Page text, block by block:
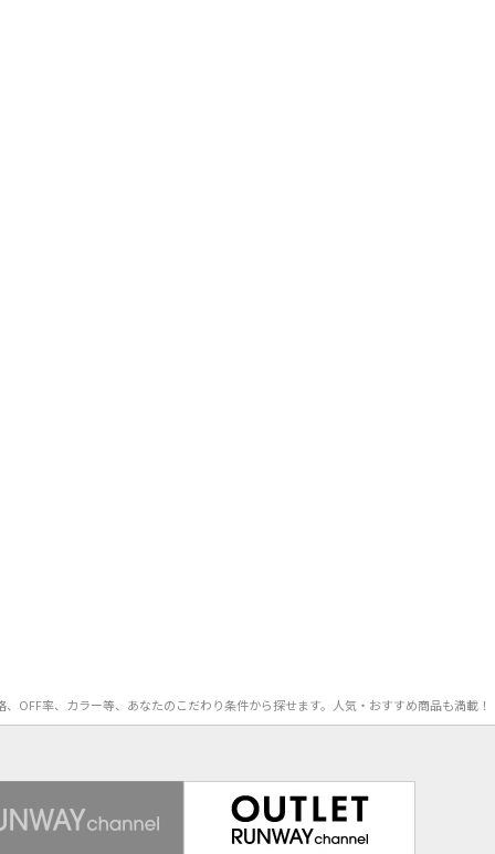
OFF率、カラー等、あなたのこだわり条件から探せます。人気・おすすめ商品も満載！